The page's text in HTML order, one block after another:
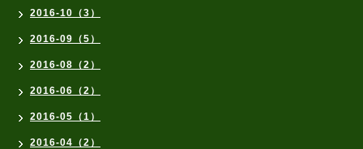
2016-10（3）
2016-09（5）
2016-08（2）
2016-06（2）
2016-05（1）
2016-04（2）